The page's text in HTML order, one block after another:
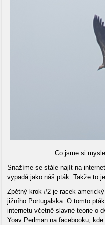
Co jsme si
Snažíme se stále najít na
vypadá jako náš pták. Takže to
Zpětný krok #2 je racek
jižního Portugalska. O tomto
internetu včetně slavné teorie o
Yoav Perlman na facebooku,